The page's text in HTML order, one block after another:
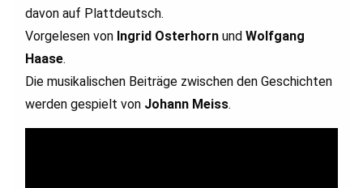
davon auf Plattdeutsch.
Vorgelesen von Ingrid Osterhorn undWolfgang
Haase.
Die musikalischen Beiträge zwischen den Geschichten
werdengespielt von Johann Meiss.